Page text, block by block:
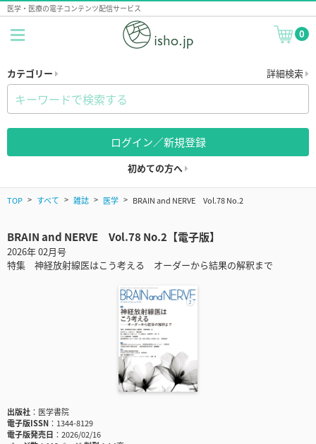
医学・医療の電子コンテンツ配信サービス
0
カテゴリー 詳細検索
ログイン／新規登録
初めての方へ
TOP すべて 雑誌 医学 BRAIN and NERVE Vol.78 No.2
BRAIN and NERVE Vol.78 No.2【電子版】
2026年 02月号
特集 神経放射線医はこう考える オーダーから結果の解釈まで
出版社
医学書院
電子版ISSN
1344-8129
電子版発売日
2026/02/16